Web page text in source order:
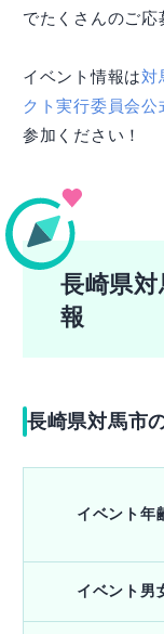
でたくさんのご応
イベント情報は対
クト実行委員会公
参加ください！
長崎県
報
長崎県対馬市
イベント年
イベント男